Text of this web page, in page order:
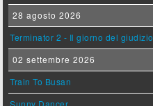
28 agosto 2026
Terminator 2 - Il giorno del giudizio
02 settembre 2026
Train To Busan